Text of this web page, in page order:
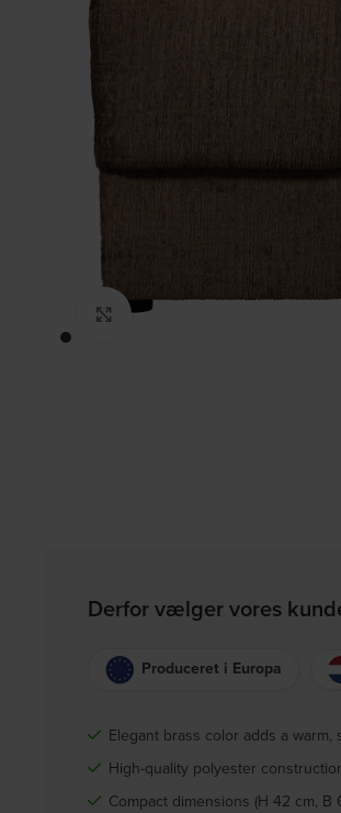
Click to enlarge
Derfor vælger vores
Produceret i Europa
Elegant brass color adds a
High-quality polyester
Compact dimensions (H 42 cm,